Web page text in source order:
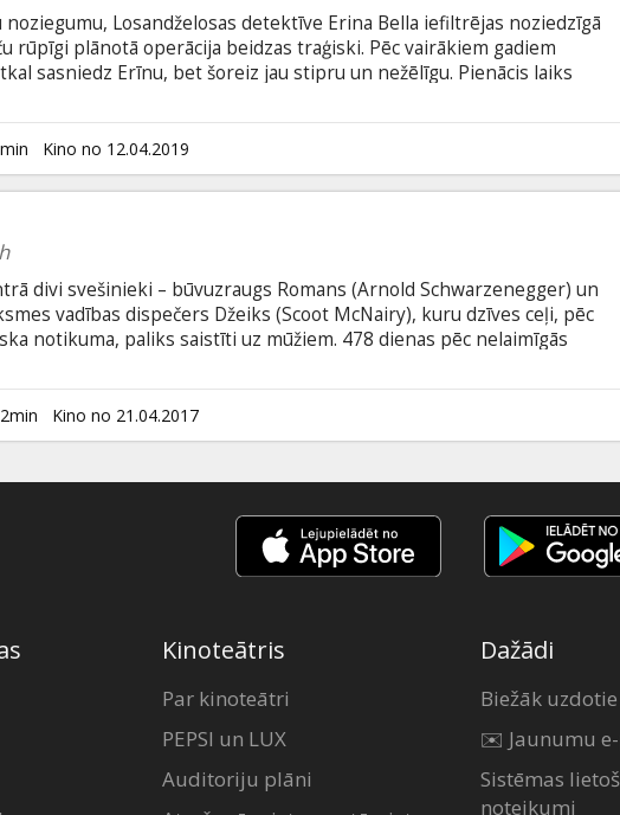
noziegumu, Losandželosas detektīve Erina Bella iefiltrējas noziedzīgā
rūpīgi plānotā operācija beidzas traģiski. Pēc vairākiem gadiem
sasniedz Erīnu, bet šoreiz jau stipru un nežēlīgu. Pienācis laiks
Kino no 12.04.2019
divi svešinieki – būvuzraugs Romans (Arnold Schwarzenegger) un
vadības dispečers Džeiks (Scoot McNairy), kuru dzīves ceļi, pēc
notikuma, paliks saistīti uz mūžiem. 478 dienas pēc nelaimīgās
Filma angļu valodā ar subtitriem latviešu un krievu valodā.
Kino no 21.04.2017
Kinoteātris
Par kinoteātri
PEPSI un LUX
Auditoriju plāni
Dažādi
Biežāk
✉️ Jaunumu e-
Sistēmas
noteikumi